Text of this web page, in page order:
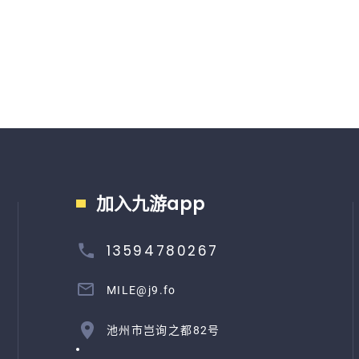
加入九游app
13594780267
MILE@j9.fo
池州市岂询之都82号